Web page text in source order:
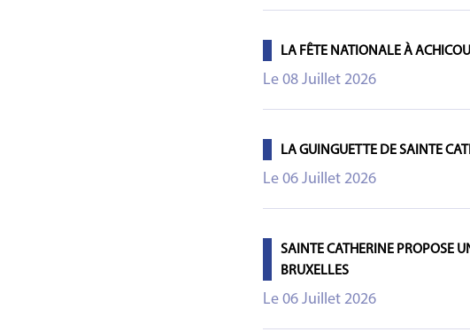
LA FÊTE NATIONALE À
Le 08 Juillet 2026
LA GUINGUETTE DE SAINTE
Le 06 Juillet 2026
SAINTE CATHERINE PROPOSE
BRUXELLES
Le 06 Juillet 2026